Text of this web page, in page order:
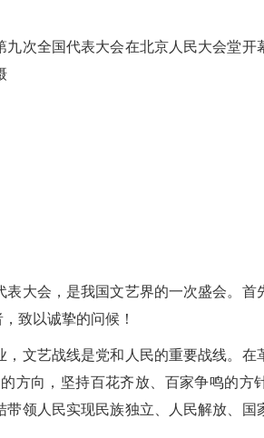
次全国代表大会在北京人民大会堂开
会，是我国文艺界的一次盛会。首
致以诚挚的问候！
文艺战线是党和人民的重要战线。在
方向，坚持百花齐放、百家争鸣的方
领人民实现民族独立、人民解放、国